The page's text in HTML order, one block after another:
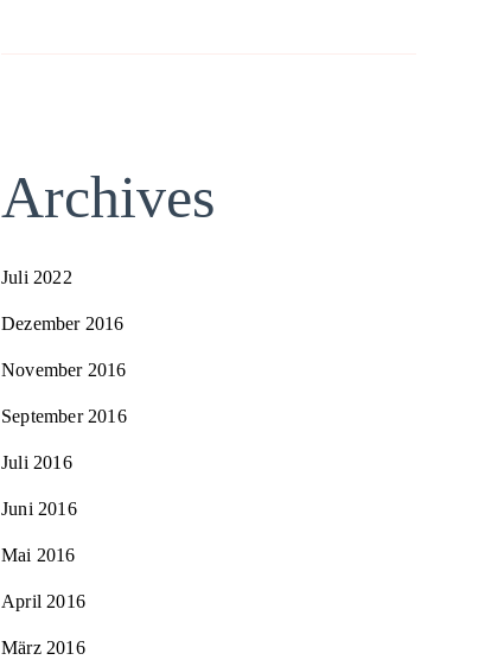
Archives
Juli 2022
Dezember 2016
November 2016
September 2016
Juli 2016
Juni 2016
Mai 2016
April 2016
März 2016